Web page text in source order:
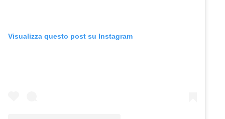
Visualizza questo post su Instagram